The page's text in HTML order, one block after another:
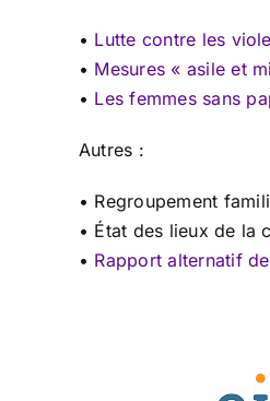
• Lutte contre les
• Mesures « asile et
• Les femmes sans
Autres :
• Regroupement
• État des lieux de la
• Rapport alternatif